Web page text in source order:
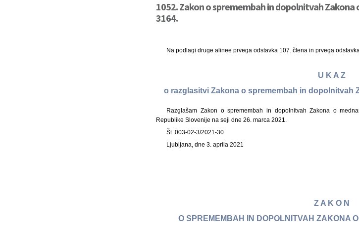
1052. Zakon o spremembah in dopolnitvah
3164.
Na podlagi druge alinee prvega odstavka 107. člena in prvega
U K A Z
o razglasitvi Zakona o spremembah in dopolnitvah
Razglašam Zakon o spremembah in dopolnitvah Zakona o
Republike Slovenije na seji dne 26. marca 2021.
Št. 003-02-3/2021-30
Ljubljana, dne 3. aprila 2021
Z A K O N
O SPREMEMBAH IN DOPOLNITVAH ZAKONA